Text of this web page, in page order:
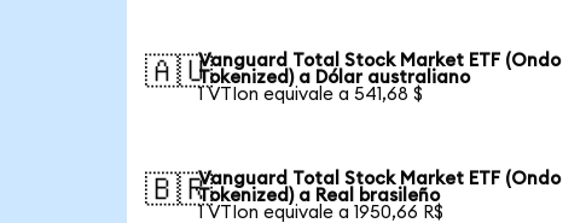
🇦🇺Vanguard Total Stock Market ETF (Ondo
Tokenized) a Dólar australiano
1 VTIon equivale a 541,68 $
🇧🇷Vanguard Total Stock Market ETF (Ondo
Tokenized) a Real brasileño
1 VTIon equivale a 1950,66 R$